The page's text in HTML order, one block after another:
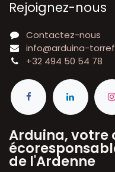
Rejoignez-nous
Contactez-nous
info@arduina-
+32 494 50 54 78
Arduina, votre
de l'Ardenne